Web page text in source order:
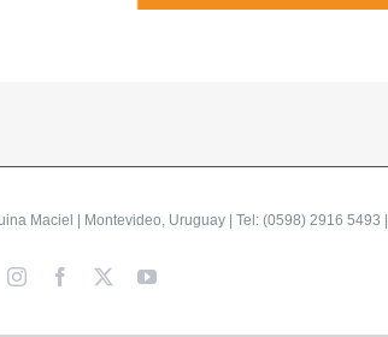
Maciel | Montevideo, Uruguay | Tel: (0598) 2916 5493 |
InstagramFacebook YouTube